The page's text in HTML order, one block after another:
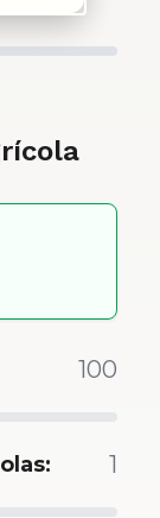
100
1